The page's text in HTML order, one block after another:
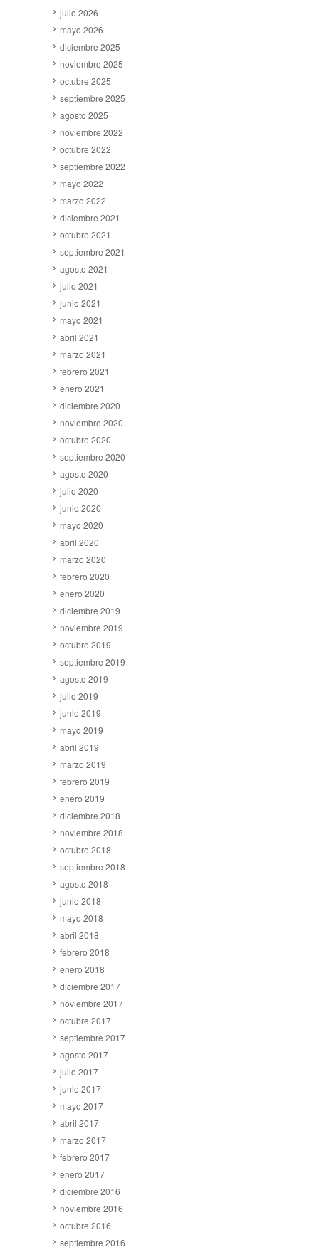
julio 2026
mayo 2026
diciembre 2025
noviembre 2025
octubre 2025
septiembre 2025
agosto 2025
noviembre 2022
octubre 2022
septiembre 2022
mayo 2022
marzo 2022
diciembre 2021
octubre 2021
septiembre 2021
agosto 2021
julio 2021
junio 2021
mayo 2021
abril 2021
marzo 2021
febrero 2021
enero 2021
diciembre 2020
noviembre 2020
octubre 2020
septiembre 2020
agosto 2020
julio 2020
junio 2020
mayo 2020
abril 2020
marzo 2020
febrero 2020
enero 2020
diciembre 2019
noviembre 2019
octubre 2019
septiembre 2019
agosto 2019
julio 2019
junio 2019
mayo 2019
abril 2019
marzo 2019
febrero 2019
enero 2019
diciembre 2018
noviembre 2018
octubre 2018
septiembre 2018
agosto 2018
junio 2018
mayo 2018
abril 2018
febrero 2018
enero 2018
diciembre 2017
noviembre 2017
octubre 2017
septiembre 2017
agosto 2017
julio 2017
junio 2017
mayo 2017
abril 2017
marzo 2017
febrero 2017
enero 2017
diciembre 2016
noviembre 2016
octubre 2016
septiembre 2016